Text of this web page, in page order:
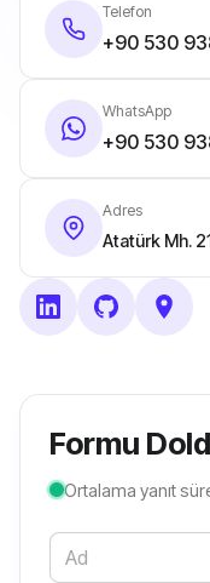
Telefon
+90 530
WhatsApp
+90 530
Adres
Atatürk Mh.
Formu
Ortalama yanıt
Website